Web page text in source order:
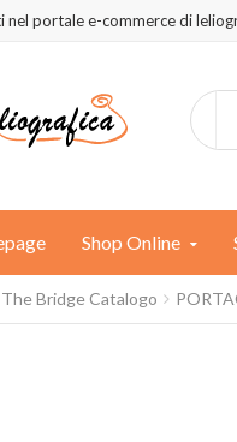
nel portale e-commerce di
Shop Online
The Bridge Catalogo